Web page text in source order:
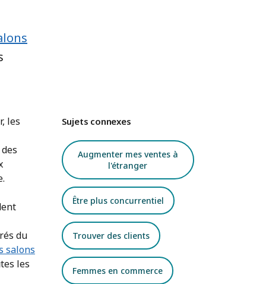
les
du
salons
les
Sujets connexes
Augmenter mes ventes à
l'étranger
Être plus concurrentiel
Trouver des clients
Femmes en commerce